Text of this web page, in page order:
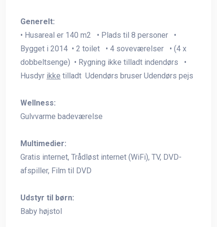
Generelt:
• Husareal er 140 m2 • Plads til 8 personer •
Bygget i 2014 • 2 toilet • 4 soveværelser • (4 x
dobbeltsenge) • Rygning ikke tilladt indendørs •
Husdyr ikke tilladt Udendørs bruser Udendørs pejs
Wellness:
Gulvvarme badeværelse
Multimedier:
Gratis internet, Trådløst internet (WiFi), TV, DVD-
afspiller, Film til DVD
Udstyr til børn:
Baby højstol